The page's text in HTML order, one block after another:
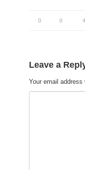
0 0
Leave a
Your email